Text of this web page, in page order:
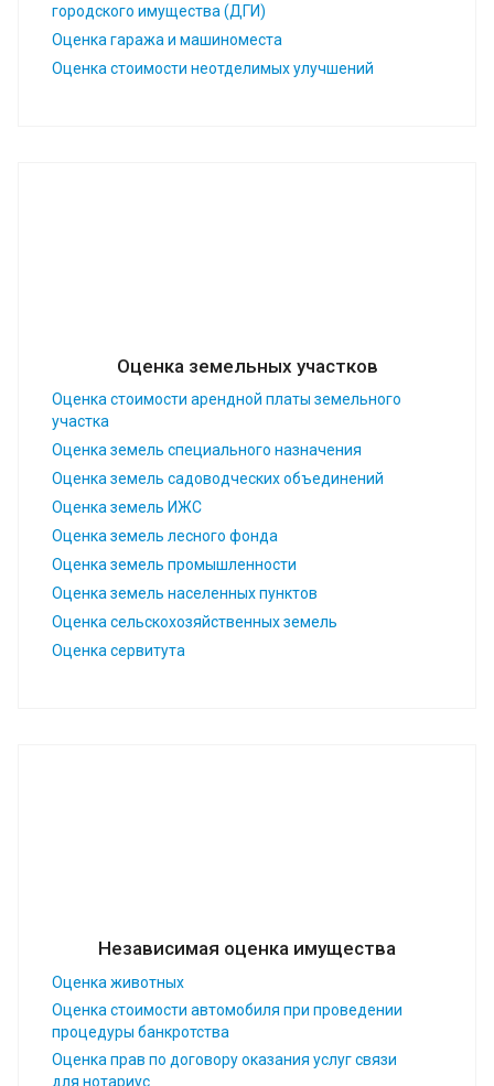
городского имущества (ДГИ)
Оценка гаража и машиноместа
Оценка стоимости неотделимых улучшений
Оценка земельных участков
Оценка стоимости арендной платы земельного
участка
Оценка земель специального назначения
Оценка земель садоводческих объединений
Оценка земель ИЖС
Оценка земель лесного фонда
Оценка земель промышленности
Оценка земель населенных пунктов
Оценка сельскохозяйственных земель
Оценка сервитута
Независимая оценка имущества
Оценка животных
Оценка стоимости автомобиля при проведении
процедуры банкротства
Оценка прав по договору оказания услуг связи
для нотариус